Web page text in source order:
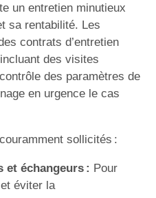
un entretien minutieux
sa rentabilité. Les
contrats d’entretien
des visites
des paramètres de
en urgence le cas
sollicités :
et échangeurs : Pour
éviter la